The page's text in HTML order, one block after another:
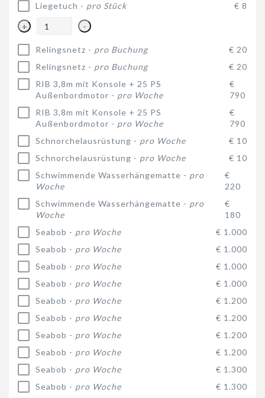
Liegetuch - pro Stück € 8
+ -
Relingsnetz - pro Buchung
€ 20
Relingsnetz - pro Buchung
€ 20
RIB 3,8m mit Konsole + 25 PS
Außenbordmotor - pro Woche
€
790
RIB 3,8m mit Konsole + 25 PS
Außenbordmotor - pro Woche
€
790
Schnorchelausrüstung - pro Woche
€ 10
Schnorchelausrüstung - pro Woche
€ 10
Schwimmende Wasserhängematte - pro
Woche
€
220
Schwimmende Wasserhängematte - pro
Woche
€
180
Seabob - pro Woche
€ 1.000
Seabob - pro Woche
€ 1.000
Seabob - pro Woche
€ 1.000
Seabob - pro Woche
€ 1.000
Seabob - pro Woche
€ 1.200
Seabob - pro Woche
€ 1.200
Seabob - pro Woche
€ 1.200
Seabob - pro Woche
€ 1.200
Seabob - pro Woche
€ 1.300
Seabob - pro Woche
€ 1.300